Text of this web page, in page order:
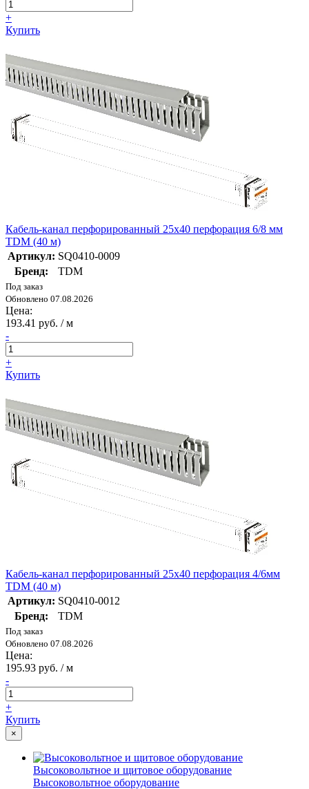
+
Купить
Кабель-канал перфорированный 25х40 перфорация 6/8 мм
TDM (40 м)
Артикул: SQ0410-0009
Бренд:
TDM
Под заказ
Обновлено 07.08.2026
Цена:
193.41 руб. / м
-
+
Купить
Кабель-канал перфорированный 25х40 перфорация 4/6мм
TDM (40 м)
Артикул: SQ0410-0012
Бренд:
TDM
Под заказ
Обновлено 07.08.2026
Цена:
195.93 руб. / м
-
+
Купить
×
Высоковольтное и щитовое оборудование
Высоковольтное оборудование